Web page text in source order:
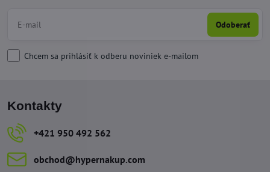
Odoberať
Chcem sa prihlásiť k odberu noviniek e-mailom
Kontakty
+421 950 492 562
obchod​@hypernakup​.com